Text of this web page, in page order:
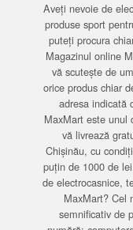
Aveți nevoie de
produse sport
puteți procura
Magazinul online
vă scutește de
orice produs chiar
adresa indicată
MaxMart este unul
vă livrează
Chișinău, cu
puțin de 1000 de
de electrocasnice,
MaxMart? Cel
semnificativ de